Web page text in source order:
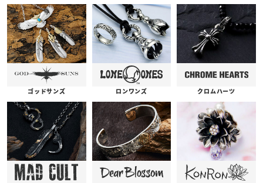
ゴッドサンズ ロンワンズ クロムハーツ